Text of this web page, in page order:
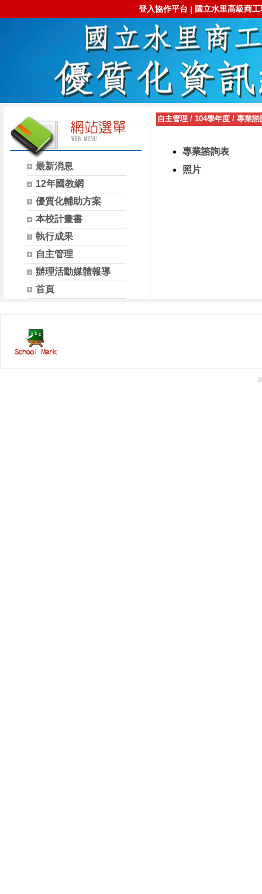
登入協作平台 | 國立水里高級商
最新消息
12年國教網
優質化輔助方案
本校計畫書
執行成果
自主管理
辦理活動媒體報導
首頁
自主管理 / 104學年度 / 專業諮
專業諮詢表
照片